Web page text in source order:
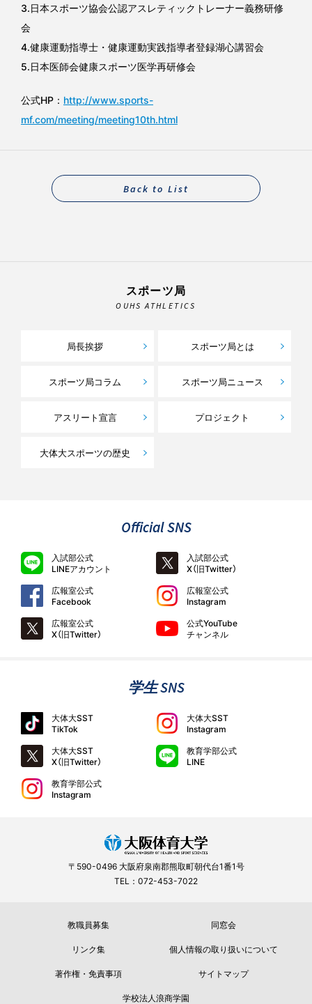
3.日本スポーツ協会公認アスレティックトレーナー義務研修
会
4.健康運動指導士・健康運動実践指導者登録湖心講習会
5.日本医師会健康スポーツ医学再研修会
公式HP： http://www.sports-
mf.com/meeting/meeting10th.html
Back to List
スポーツ局
OUHS ATHLETICS
局長挨拶 スポーツ局とは
スポーツ局コラム スポーツ局ニュース
アスリート宣言 プロジェクト
大体大スポーツの歴史
Official SNS
入試部公式
LINEアカウント
入試部公式
X（旧Twitter）
広報室公式
Facebook
広報室公式
Instagram
広報室公式
X（旧Twitter）
公式YouTube
チャンネル
学生 SNS
大体大SST
TikTok
大体大SST
Instagram
大体大SST
X（旧Twitter）
教育学部公式
LINE
教育学部公式
Instagram
〒590-0496 大阪府泉南郡熊取町朝代台1番1号
TEL：072-453-7022
教職員募集
同窓会
リンク集
個人情報の取り扱いについて
著作権・免責事項
サイトマップ
学校法人浪商学園